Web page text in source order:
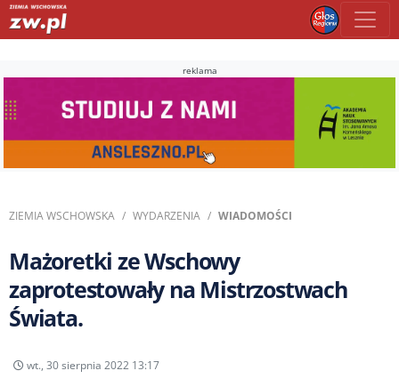
reklama
ZIEMIA WSCHOWSKA WYDARZENIA WIADOMOŚCI
Mażoretki ze Wschowy
zaprotestowały na Mistrzostwach
Świata.
wt., 30 sierpnia 2022 13:17